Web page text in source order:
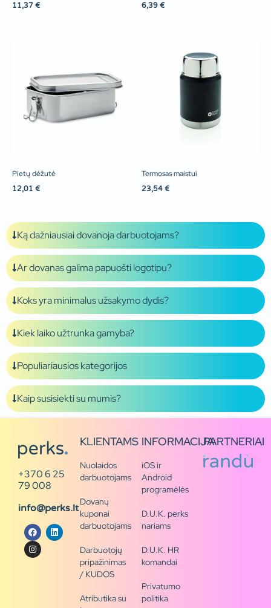
11,37 € 6,39 €
Pietų dėžutė
12,01 €
Termosas maistui
23,54 €
Ką dažniausiai dovanoja darbuotojams?
Ar dovanas galima papuošti logotipu?
Koks yra minimalus užsakymo dydis?
Kiek laiko užtrunka gamyba?
Populiariausios kategorijos
Kaip susisiekti su mumis?
+370 6 25
79 008
info@perks.lt
KLIENTAMS
Nuolaidos
darbuotojams
Dovanų
kuponai
darbuotojams
Darbuotojų
pripažinimas
/ KUDOS
Atributika su
INFORMACIJA
iOS ir
Android
programėlės
D.U.K. perks
nariams
D.U.K. HR
komandai
Privatumo
politika
PARTNERIAI